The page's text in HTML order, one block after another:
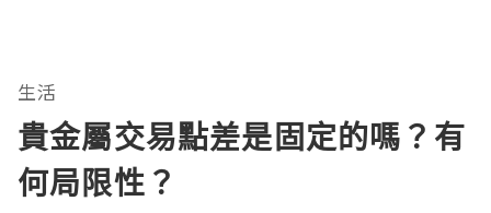
生活
貴金屬交易點差是固定的嗎？有
何局限性？